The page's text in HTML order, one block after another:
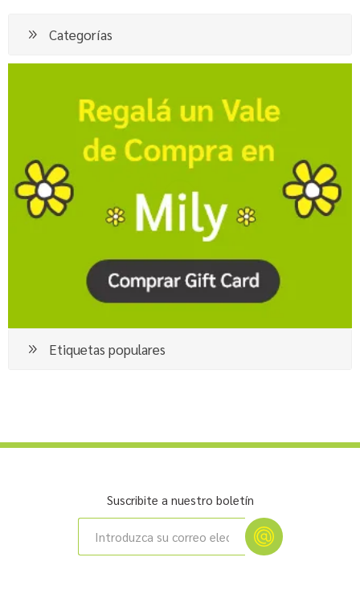
Categorías
Etiquetas populares
Suscribite a nuestro boletín